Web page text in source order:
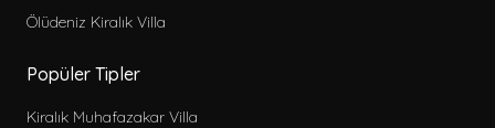
Ölüdeniz Kiralık Villa
Popüler Tipler
Kiralık Muhafazakar Villa